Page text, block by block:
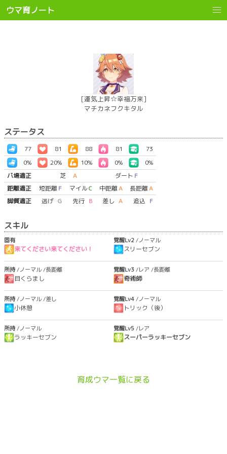
ウマ育ノート
[運気上昇☆幸福万来]
マチカネフクキタル
ステータス
77 81 88 81
73
0%
20% 10% 0%
0%
バ場適正
芝 A ダート F
距離適正
短距離 F マイルC 中距離A 長距離A
脚質適正
逃げ G 先行 B 差し A 追込 F
スキル
固有
来てください来てください！
所持/ノーマル/長距離
目くらまし
所持/ノーマル/差し
小休憩
所持/ノーマル
ラッキーセブン
覚醒Lv2/ノーマル
スリーセブン
覚醒Lv3/レア /長距離
奇術師
覚醒Lv4/ノーマル
トリック（後）
覚醒Lv5/レア
スーパーラッキーセブン
育成ウマ一覧に戻る